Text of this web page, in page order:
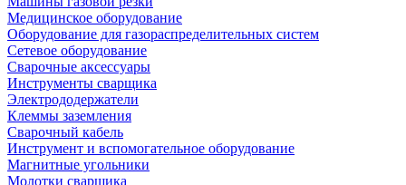
Медицинское оборудование
Оборудование для газораспределительных систем
Сетевое оборудование
Сварочные аксессуары
Инструменты сварщика
Электрододержатели
Клеммы заземления
Сварочный кабель
Инструмент и вспомогательное оборудование
Магнитные угольники
Молотки сварщика